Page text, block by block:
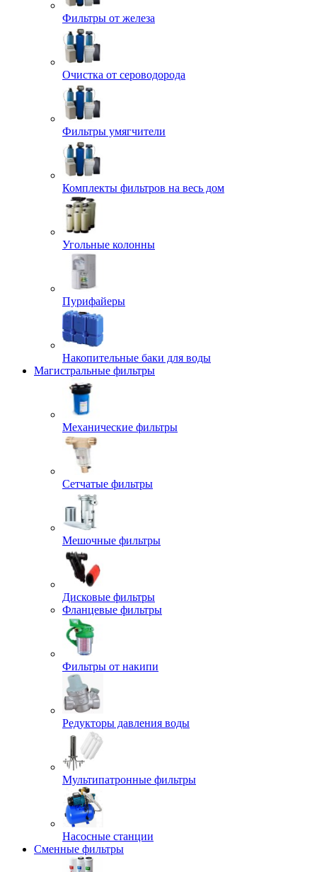
Фильтры от железа
Очистка от сероводорода
Фильтры умягчители
Комплекты фильтров на весь дом
Угольные колонны
Пурифайеры
Накопительные баки для воды
Магистральные фильтры
Механические фильтры
Сетчатые фильтры
Мешочные фильтры
Дисковые фильтры
Фланцевые фильтры
Фильтры от накипи
Редукторы давления воды
Мультипатронные фильтры
Насосные станции
Сменные фильтры